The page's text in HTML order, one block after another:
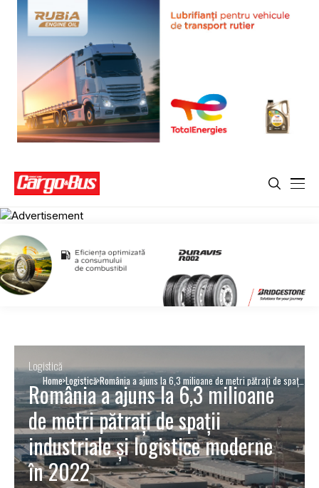
Home Logistică România a ajuns la 6,3 milioane de metri pătraţi de spaţii
industriale şi logistice moderne în 2022
Logistică
România a ajuns la 6,3 milioane
de metri pătraţi de spaţii
industriale şi logistice moderne
în 2022